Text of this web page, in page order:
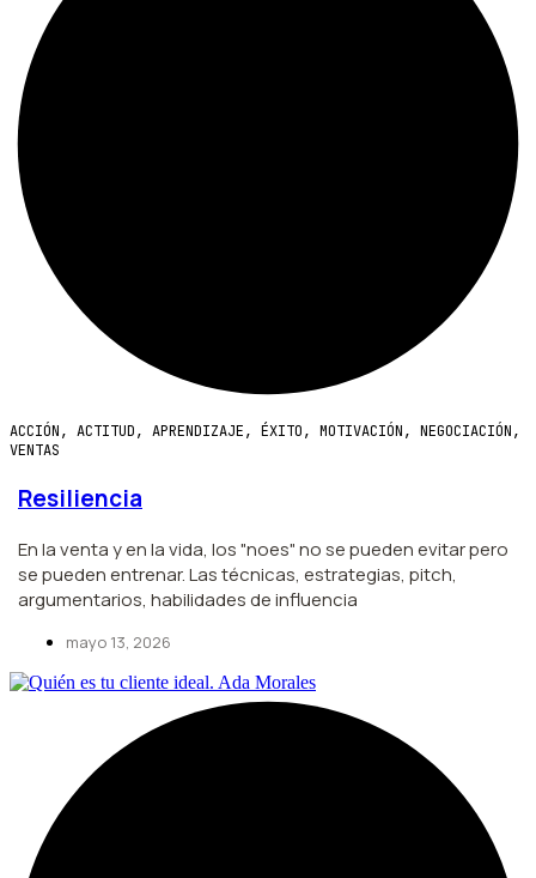
ACCIÓN, ACTITUD, APRENDIZAJE, ÉXITO, MOTIVACIÓN, NEGOCIACIÓN,
VENTAS
Resiliencia
En la venta y en la vida, los "noes" no se pueden evitar pero
se pueden entrenar. Las técnicas, estrategias, pitch,
argumentarios, habilidades de influencia
mayo 13, 2026